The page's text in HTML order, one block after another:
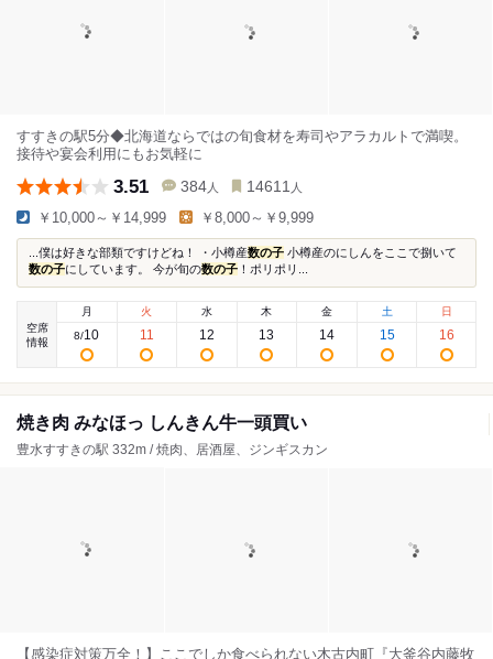
すすきの駅5分◆北海道ならではの旬食材を寿司やアラカルトで満喫。
接待や宴会利用にもお気軽に
3.51 384 人 14611 人
￥10,000～￥14,999 ￥8,000～￥9,999
...僕は好きな部類ですけどね！ ・小樽産数の子 小樽産のにしんをここで捌いて
数の子にしています。 今が旬の数の子 ！ポリポリ...
空席
情報
月
8/10
火
11
水
12
木
13
金
14
土
15
日
16
焼き肉 みなほっ しんきん牛一頭買い
豊水すすきの駅 332m / 焼肉、居酒屋、ジンギスカン
【感染症対策万全！】ここでしか食べられない木古内町『大釜谷内藤牧